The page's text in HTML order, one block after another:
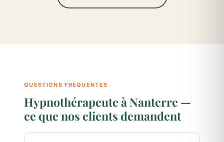
QUESTIONS FRÉQUENTES
Hypnothérapeute à Nanterre —
ce que nos clients demandent